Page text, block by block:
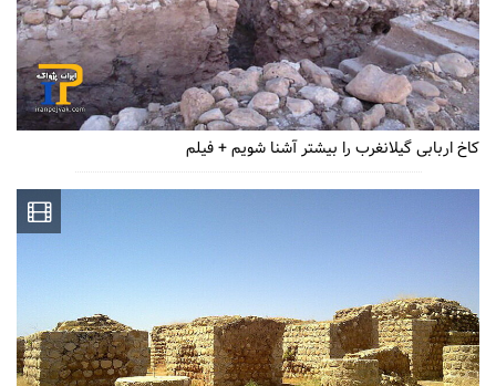
کاخ اربابی گیلانغرب را بیشتر آشنا شویم + فیلم